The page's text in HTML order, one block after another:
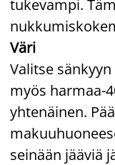
tukevampi.
Väri
Valitse
myös harmaa-
yhtenäinen.
seinään jääviä